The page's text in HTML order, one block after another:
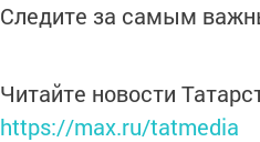
Следите за самым
Читайте новости
https://max.ru/tatmedia